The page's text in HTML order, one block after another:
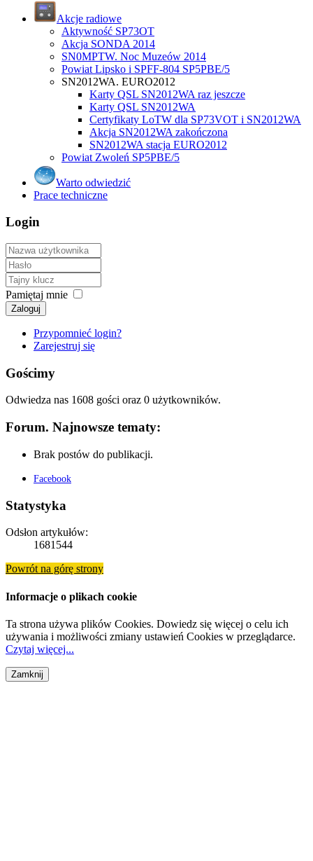
Akcje radiowe
Aktywność SP73OT
Akcja SONDA 2014
SN0MPTW. Noc Muzeów 2014
Powiat Lipsko i SPFF-804 SP5PBE/5
SN2012WA. EURO2012
Karty QSL SN2012WA raz jeszcze
Karty QSL SN2012WA
Certyfikaty LoTW dla SP73VOT i SN2012WA
Akcja SN2012WA zakończona
SN2012WA stacja EURO2012
Powiat Zwoleń SP5PBE/5
Warto odwiedzić
Prace techniczne
Login
Pamiętaj mnie
Zaloguj
Przypomnieć login?
Zarejestruj się
Gościmy
Odwiedza nas 1608 gości oraz 0 użytkowników.
Forum. Najnowsze tematy:
Brak postów do publikacji.
Facebook
Statystyka
Odsłon artykułów:
1681544
Powrót na górę strony
Informacje o plikach cookie
Ta strona używa plików Cookies. Dowiedz się więcej o celu ich
używania i możliwości zmiany ustawień Cookies w przeglądarce.
Czytaj więcej...